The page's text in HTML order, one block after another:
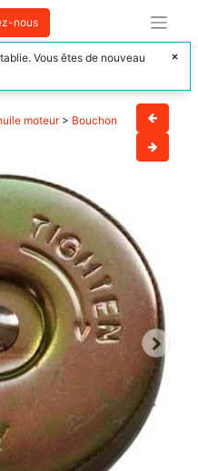
nous
moteur> Bouchon
Vous êtes de nouveau